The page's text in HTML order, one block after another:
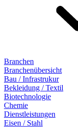
Branchen
Branchenübersicht
Bau / Infrastrukur
Bekleidung / Textil
Biotechnologie
Chemie
Dienstleistungen
Eisen / Stahl